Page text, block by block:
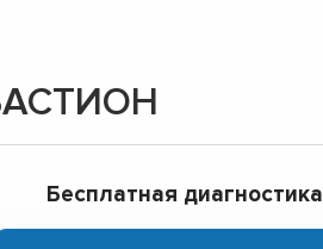
Бесплатная диагностика